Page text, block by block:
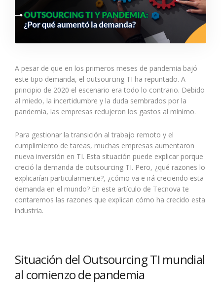
A pesar de que en los primeros meses de pandemia bajó
este tipo demanda, el outsourcing TI ha repuntado. A
principio de 2020 el escenario era todo lo contrario. Debido
al miedo, la incertidumbre y la duda sembrados por la
pandemia, las empresas redujeron los gastos al mínimo.
Para gestionar la transición al trabajo remoto y el
cumplimiento de tareas, muchas empresas aumentaron
nueva inversión en TI. Esta situación puede explicar porque
creció la demanda de outsourcing TI. Pero, ¿qué razones lo
explicarían particularmente?, ¿cómo va e irá creciendo esta
demanda en el mundo? En este artículo de Tecnova te
contaremos las razones que explican cómo ha crecido esta
industria.
Situación del Outsourcing TI mundial
al comienzo de pandemia